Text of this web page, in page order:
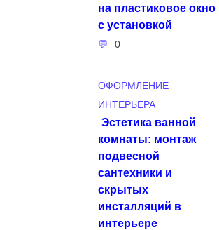
на пластиковое окно
с установкой
0
ОФОРМЛЕНИЕ
ИНТЕРЬЕРА
Эстетика ванной
комнаты: монтаж
подвесной
сантехники и
скрытых
инсталляций в
интерьере